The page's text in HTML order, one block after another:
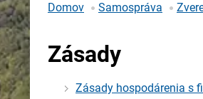
Domov Samospráva
Zásady
Zásady hospodárenia s